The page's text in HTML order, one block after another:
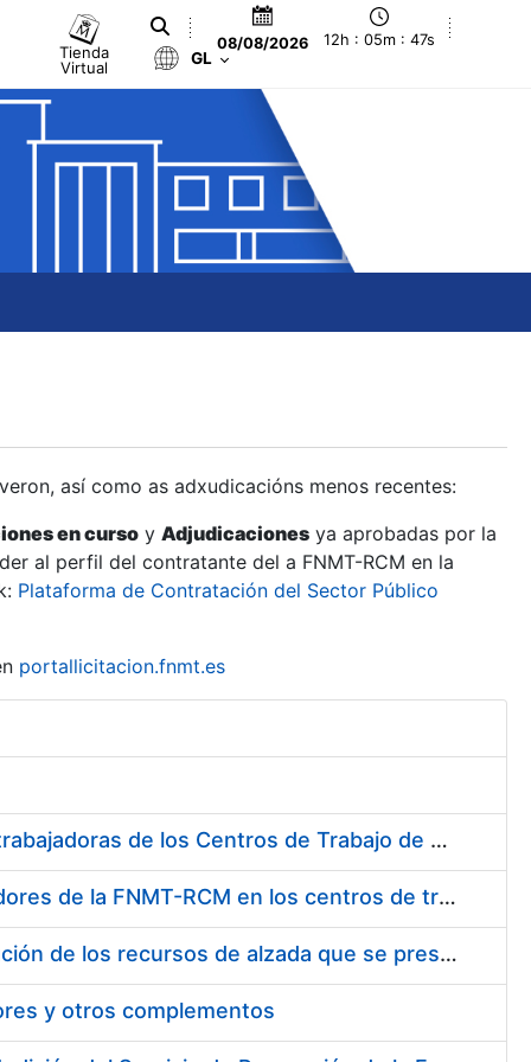
Tienda
Virtual
08/08/2026 12h : 05m : 48s
GL
así como as adxudicacións menos recentes:
en curso y Adjudicaciones ya aprobadas por la
al perfil del contratante del a FNMT-RCM en la
Plataforma de Contratación del Sector Público
portallicitacion.fnmt.es
Suministro de Protectores Auditivos a medida para las personas trabajadoras de los Centros de Trabajo de Madrid y Burgos
Suministro de gafas graduadas antiproyecciones para los trabajadores de la FNMT-RCM en los centros de trabajo de Madrid y Burgos
Servicios de una empresa externa para el asesoramiento y resolución de los recursos de alzada que se presentan relacionados con procesos de selección para la FNMT-RCM
y otros complementos